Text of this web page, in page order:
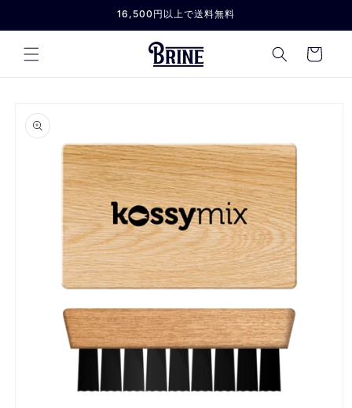
進む
16,500円以上で送料無料
カ
ー
報にス
キップ